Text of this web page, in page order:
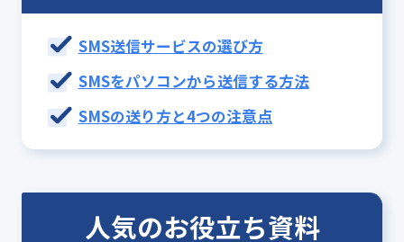
SMS送信サービスの選び方
SMSをパソコンから送信する方法
SMSの送り方と4つの注意点
人気のお役立ち資料